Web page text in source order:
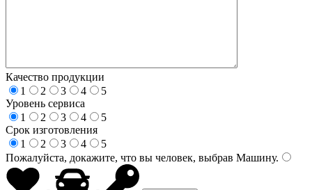
Качество продукции
1
2 3 4
5
Уровень сервиса
1
2 3 4
5
Срок изготовления
1
2 3 4
5
Пожалуйста, докажите, что вы человек, выбрав Машину.